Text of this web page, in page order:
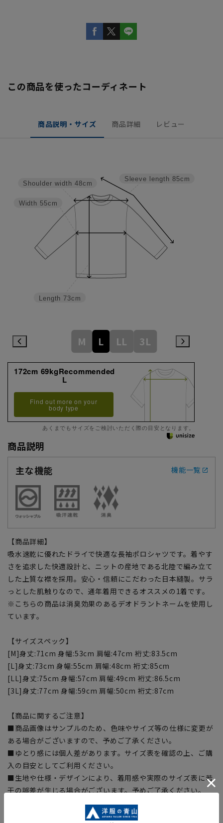
この商品を使ったコーディネート
商品説明・サイズ 商品詳細 レビュー
Sleeve length 85cm
Length 73cm
Width 55cm
Shoulder width 48cm
M L LL 3L
172cm 69kgRecommended
L
Find out more on your
body type
あくまでもサイズをご検討いただく際の目安となります。
商品説明
主な機能
機能一覧
【商品詳細】
吸水速乾に優れたドライで快適な長袖ポロシャツです。着やす
さを追求した快適設計と、ニットの産地である北陸で編み立て
した上質な襟を採用。安心・信頼にこだわった日本縫製。サラ
っとした肌触りなので、通年着用できるオススメの1着です。
※こちらの商品は消臭効果のあるデオドラントネームを使用し
ています。
【サイズスペック】
[M]身丈:71cm 身幅:53cm 肩幅:47cm 裄丈:83.5cm
[L]身丈:73cm 身幅:55cm 肩幅:48cm 裄丈:85cm
[LL]身丈:75cm 身幅:57cm 肩幅:49cm 裄丈:86.5cm
[3L]身丈:77cm 身幅:59cm 肩幅:50cm 裄丈:87cm
【商品に関するご注意】
■商品画像はサンプルのため、色味やサイズ等の仕様に変更が
ある場合がございますので、予めご了承ください。
■ゆとり感には個人差があります。サイズ表を確認の上、ご購
入の目安としてご利用ください。
■生地や仕様・デザインにより、着用感や実際のサイズ表に若
干の誤差が生じる場合がございます。予めご了承ください。
■サイズスペックは仕上がりサイズを記載しております。一
部、商品現物におすすめサイズ(ヌードサイズ)を記載している